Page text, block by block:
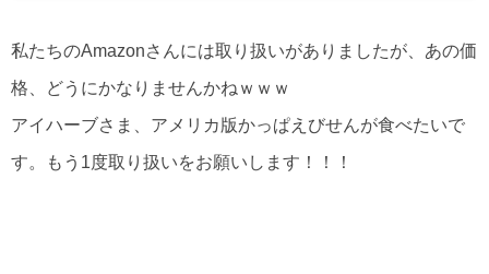
私たちのAmazonさんには取り扱いがありましたが、あの価
格、どうにかなりませんかねｗｗｗ
アイハーブさま、アメリカ版かっぱえびせんが食べたいで
す。もう1度取り扱いをお願いします！！！